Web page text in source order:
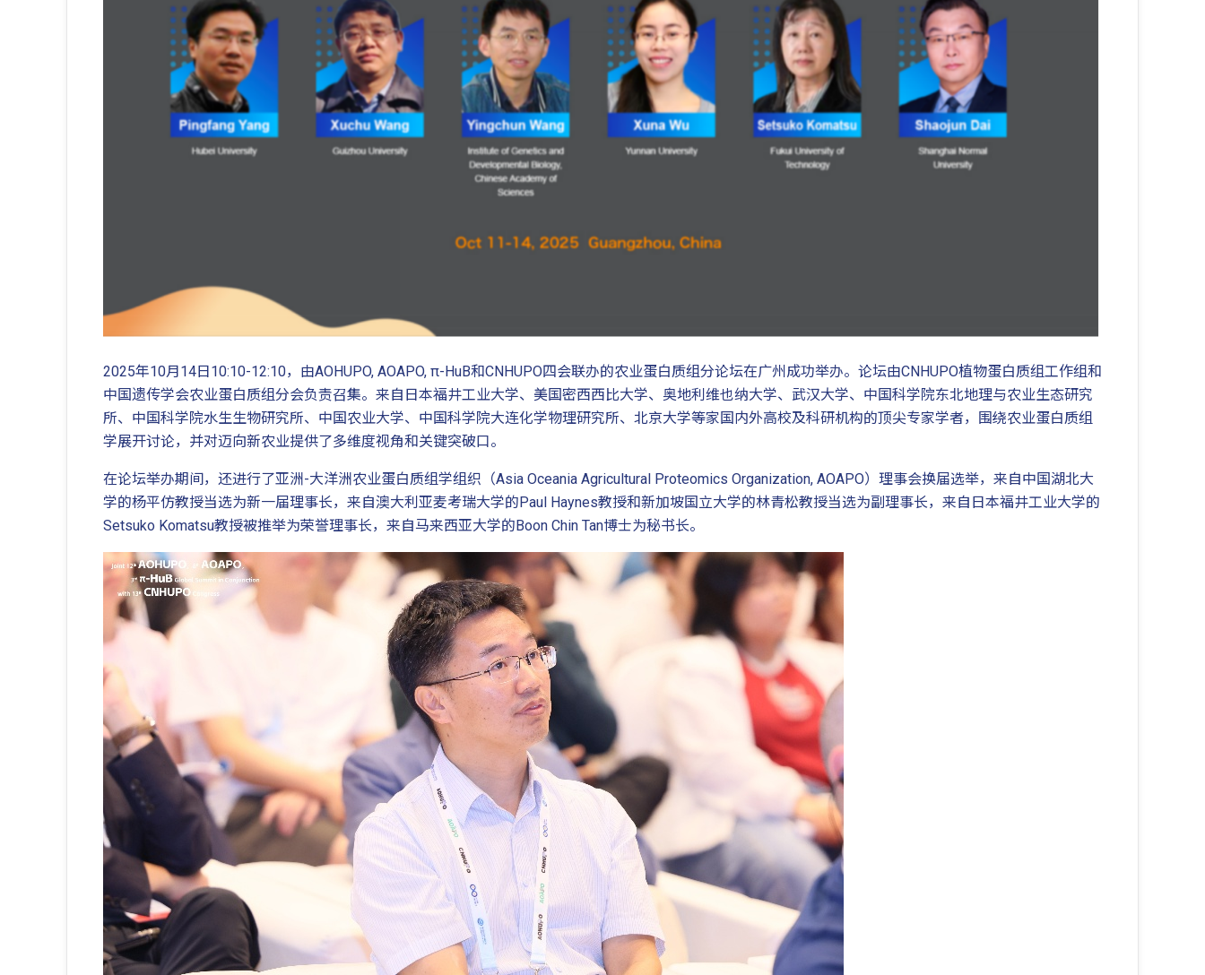
2025年10月14日10:10-12:10，由AOHUPO, AOAPO, π-HuB和CNHUPO四会联办的农业蛋白质组分论坛在广州成功举办。论坛由CNHUPO植物蛋白质组工作组和
中国遗传学会农业蛋白质组分会负责召集。来自日本福井工业大学、美国密西西比大学、奥地利维也纳大学、武汉大学、中国科学院东北地理与农业生态研究
所、中国科学院水生生物研究所、中国农业大学、中国科学院大连化学物理研究所、北京大学等家国内外高校及科研机构的顶尖专家学者，围绕农业蛋白质组
学展开讨论，并对迈向新农业提供了多维度视角和关键突破口。
在论坛举办期间，还进行了亚洲-大洋洲农业蛋白质组学组织（Asia Oceania Agricultural Proteomics Organization, AOAPO）理事会换届选举，来自中国湖北大
学的杨平仿教授当选为新一届理事长，来自澳大利亚麦考瑞大学的Paul Haynes教授和新加坡国立大学的林青松教授当选为副理事长，来自日本福井工业大学的
Setsuko Komatsu教授被推举为荣誉理事长，来自马来西亚大学的Boon Chin Tan博士为秘书长。